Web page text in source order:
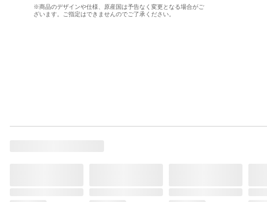
※商品のデザインや仕様、原産国は予告なく変更となる場合がご
ざいます。ご指定はできませんのでご了承ください。